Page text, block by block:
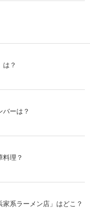
は？
バーは？
料理？
系ラーメン店」はどこ？